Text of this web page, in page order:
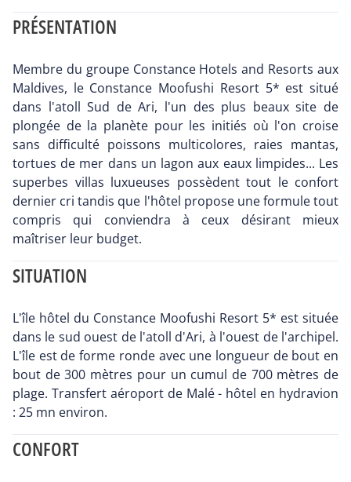
PRÉSENTATION
Membre du groupe Constance Hotels and Resorts aux
Maldives, le Constance Moofushi Resort 5* est situé
dans l'atoll Sud de Ari, l'un des plus beaux site de
plongée de la planète pour les initiés où l'on croise
sans difficulté poissons multicolores, raies mantas,
tortues de mer dans un lagon aux eaux limpides... Les
superbes villas luxueuses possèdent tout le confort
dernier cri tandis que l'hôtel propose une formule tout
compris qui conviendra à ceux désirant mieux
maîtriser leur budget.
SITUATION
L'île hôtel du Constance Moofushi Resort 5* est située
dans le sud ouest de l'atoll d'Ari, à l'ouest de l'archipel.
L'île est de forme ronde avec une longueur de bout en
bout de 300 mètres pour un cumul de 700 mètres de
plage. Transfert aéroport de Malé - hôtel en hydravion
: 25 mn environ.
CONFORT